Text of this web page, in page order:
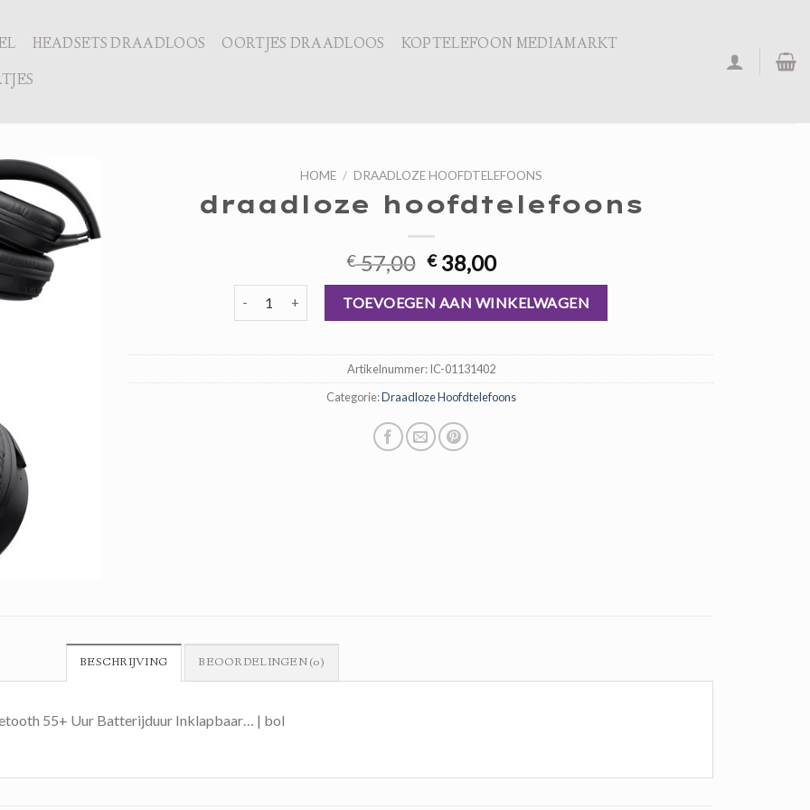
HEADSETS DRAADLOOS OORTJES DRAADLOOS
KOPTELEFOON MEDIAMARKT
HOME / DRAADLOZE HOOFDTELEFOONS
draadloze hoofdtelefoons
€57,00 Oorspronkelijke
prijs
was:
€ 57,00.
€38,00Huidige
prijs
is:
€ 38,00.
draadloze hoofdtelefoons aantalTOEVOEGEN AAN WINKELWAGEN
Artikelnummer:IC-01131402
Categorie:Draadloze Hoofdtelefoons
BESCHRIJVING BEOORDELINGEN (0)
55+ Uur Batterijduur Inklapbaar… | bol